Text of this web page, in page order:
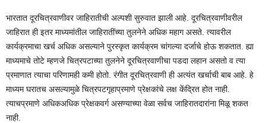
भारतात दूरचित्रवाणीवर जाहिरातीची अल्पशी सुरुवात झाली आहे. दूरचित्रवाणीवरील
जाहिरात ही इतर माध्यमांतील जाहिरातींच्या तुलनेने अधिक महाग असते. त्यावरील
कार्यक्रमाचा खर्च अधिक असल्याने पुरस्कृत कार्यक्रम चांगल्या दर्जाचे होऊ शकतात. ह्या
माध्यमाचे तोटे म्हणजे चित्रपटाच्या तुलनेने दूरचित्रवाणीचा पडदा लहान असतो व त्या
प्रमाणात त्याचा परिणामही कमी होतो. रंगीत दूरचित्रवाणी ही अत्यंत खर्चाची बाब आहे. हे
माध्यम घरातच असल्यामुळे चित्रपटगृहाप्रमाणे प्रेक्षकांचे लक्ष केंद्रित होत नाही.
त्याचप्रमाणे अधिकअधिक प्रेक्षकवर्ग असण्याच्या वेळा सर्वच जाहिरातदारांना मिळू शकत
नाही.